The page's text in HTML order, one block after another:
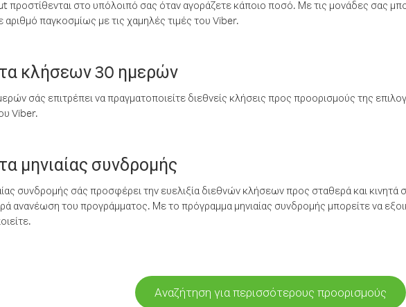
προστίθενται στο υπόλοιπό σας όταν αγοράζετε κάποιο ποσό. Με τις μονάδες σας
παγκοσμίως με τις χαμηλές τιμές του Viber.
κλήσεων 30 ημερών
σάς επιτρέπει να πραγματοποιείτε διεθνείς κλήσεις προς προορισμούς της
Viber.
μηνιαίας συνδρομής
συνδρομής σάς προσφέρει την ευελιξία διεθνών κλήσεων προς σταθερά και κινητά
ανανέωση του προγράμματος. Με το πρόγραμμα μηνιαίας συνδρομής μπορείτε να
Αναζήτηση για περισσότερους προορισμούς